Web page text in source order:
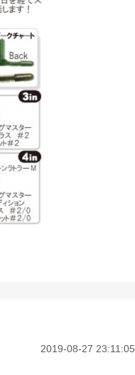
2019-08-27 23:11:05